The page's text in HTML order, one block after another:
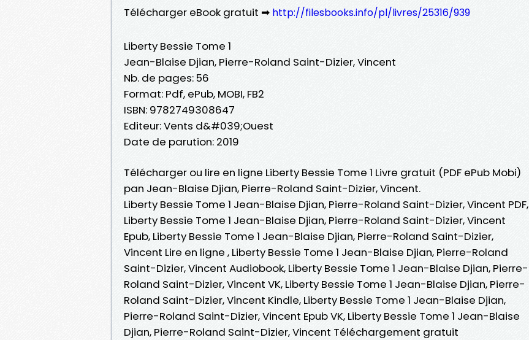
Télécharger eBook gratuit ➡ http://filesbooks.info/pl/livres/25316/939
Liberty Bessie Tome 1
Jean-Blaise Djian, Pierre-Roland Saint-Dizier, Vincent
Nb. de pages: 56
Format: Pdf, ePub, MOBI, FB2
ISBN: 9782749308647
Editeur: Vents d&#039;Ouest
Date de parution: 2019
Télécharger ou lire en ligne Liberty Bessie Tome 1 Livre gratuit (PDF ePub Mobi)
pan Jean-Blaise Djian, Pierre-Roland Saint-Dizier, Vincent.
Liberty Bessie Tome 1 Jean-Blaise Djian, Pierre-Roland Saint-Dizier, Vincent PDF,
Liberty Bessie Tome 1 Jean-Blaise Djian, Pierre-Roland Saint-Dizier, Vincent
Epub, Liberty Bessie Tome 1 Jean-Blaise Djian, Pierre-Roland Saint-Dizier,
Vincent Lire en ligne , Liberty Bessie Tome 1 Jean-Blaise Djian, Pierre-Roland
Saint-Dizier, Vincent Audiobook, Liberty Bessie Tome 1 Jean-Blaise Djian, Pierre-
Roland Saint-Dizier, Vincent VK, Liberty Bessie Tome 1 Jean-Blaise Djian, Pierre-
Roland Saint-Dizier, Vincent Kindle, Liberty Bessie Tome 1 Jean-Blaise Djian,
Pierre-Roland Saint-Dizier, Vincent Epub VK, Liberty Bessie Tome 1 Jean-Blaise
Djian, Pierre-Roland Saint-Dizier, Vincent Téléchargement gratuit